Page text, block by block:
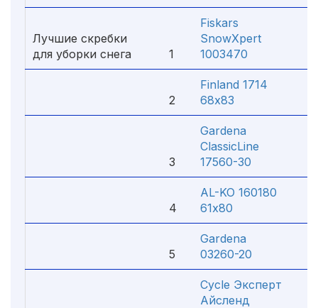
Лучшие скребки
для уборки снега
1
Fiskars
SnowXpert
1003470
2
Finland 1714
68х83
3
Gardena
ClassicLine
17560-30
4
AL-KO 160180
61х80
5
Gardena
03260-20
Cycle Эксперт
Айсленд